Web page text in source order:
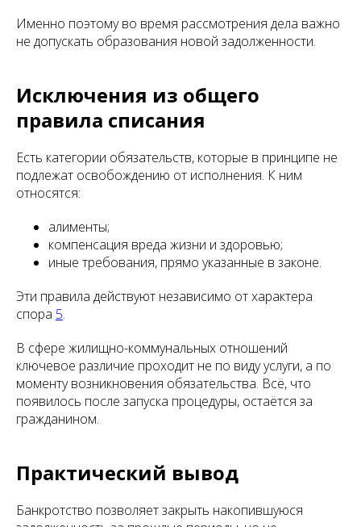
Именно поэтому во время рассмотрения дела важно
не допускать образования новой задолженности.
Исключения из общего
правила списания
Есть категории обязательств, которые в принципе не
подлежат освобождению от исполнения. К ним
относятся:
алименты;
компенсация вреда жизни и здоровью;
иные требования, прямо указанные в законе.
Эти правила действуют независимо от характера
спора 5.
В сфере жилищно-коммунальных отношений
ключевое различие проходит не по виду услуги, а по
моменту возникновения обязательства. Всё, что
появилось после запуска процедуры, остаётся за
гражданином.
Практический вывод
Банкротство позволяет закрыть накопившуюся